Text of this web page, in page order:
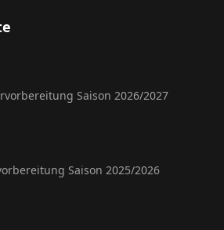
Saison 2026/2027
Saison 2025/2026